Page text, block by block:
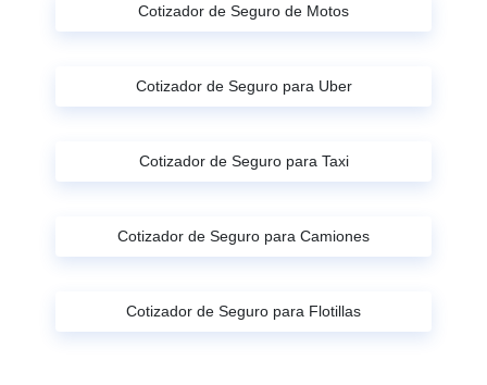
Cotizador de Seguro de Motos
Cotizador de Seguro para Uber
Cotizador de Seguro para Taxi
Cotizador de Seguro para Camiones
Cotizador de Seguro para Flotillas